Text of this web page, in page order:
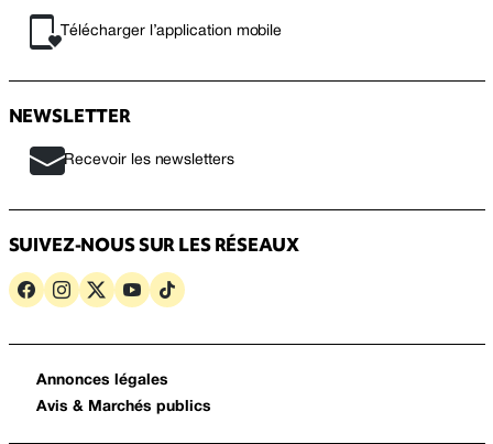
Télécharger l’application mobile
NEWSLETTER
Recevoir les newsletters
SUIVEZ-NOUS SUR LES RÉSEAUX
Annonces légales
Avis & Marchés publics